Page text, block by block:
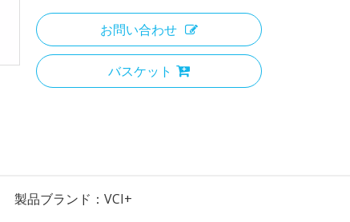
お問い合わせ
バスケット
製品ブランド： VCI+